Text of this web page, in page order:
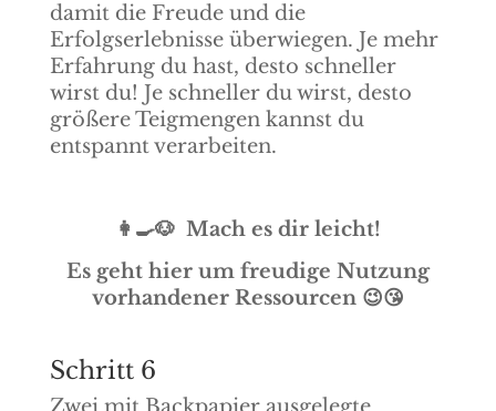
damit die Freude und die
Erfolgserlebnisse überwiegen. Je mehr
Erfahrung du hast, desto schneller
wirst du! Je schneller du wirst, desto
größere Teigmengen kannst du
entspannt verarbeiten.
👩‍🍳🐶 Mach es dir leicht!
Es geht hier um freudige Nutzung
vorhandener Ressourcen 😉😘
Schritt 6